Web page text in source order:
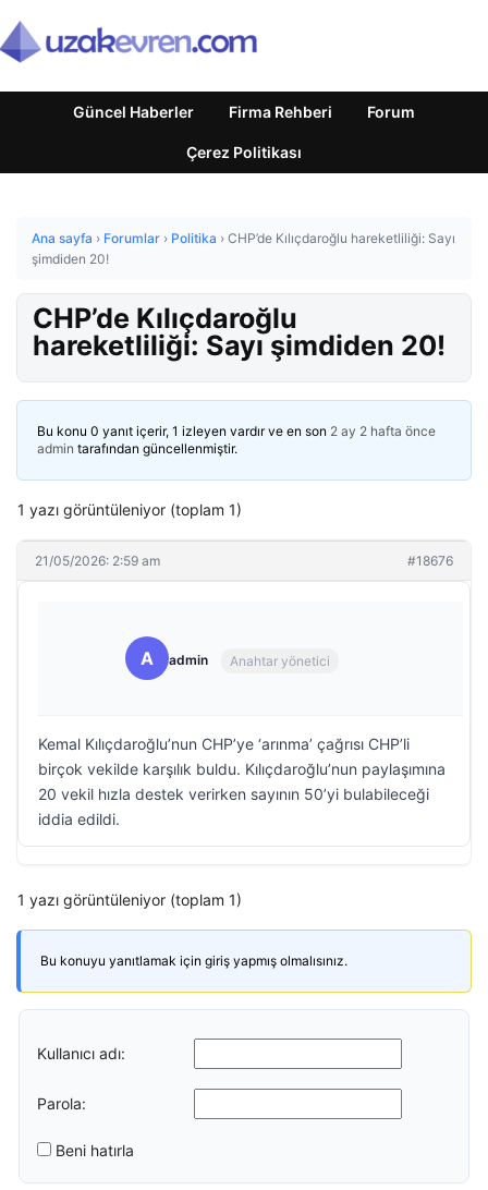
Güncel Haberler Firma Rehberi Forum
Çerez Politikası
Ana sayfa › Forumlar › Politika › CHP’de Kılıçdaroğlu hareketliliği: Sayı
şimdiden 20!
CHP’de Kılıçdaroğlu
hareketliliği: Sayı şimdiden 20!
Bu konu 0 yanıt içerir, 1 izleyen vardır ve en son 2 ay 2 hafta önce
admin tarafından güncellenmiştir.
1 yazı görüntüleniyor (toplam 1)
21/05/2026: 2:59 am #18676
A admin Anahtar yönetici
Kemal Kılıçdaroğlu’nun CHP’ye ‘arınma’ çağrısı CHP’li
birçok vekilde karşılık buldu. Kılıçdaroğlu’nun paylaşımına
20 vekil hızla destek verirken sayının 50’yi bulabileceği
iddia edildi.
1 yazı görüntüleniyor (toplam 1)
Bu konuyu yanıtlamak için giriş yapmış olmalısınız.
Kullanıcı adı:
Parola:
Beni hatırla